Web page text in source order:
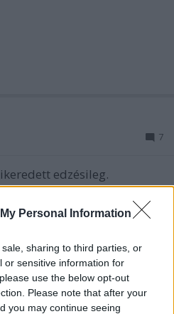
Personal Information
sharing to third parties, or
or sensitive information for
use the below opt-out
Please note that after your
you may continue seeing
7
edzésileg.
mert időben nem